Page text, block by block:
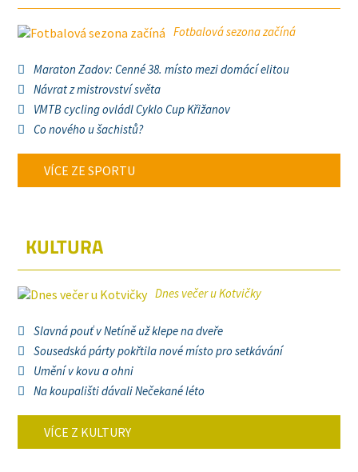
Fotbalová sezona začíná
Maraton Zadov: Cenné 38. místo mezi domácí elitou
Návrat z mistrovství světa
VMTB cycling ovládl Cyklo Cup Křižanov
Co nového u šachistů?
VÍCE ZE SPORTU
KULTURA
Dnes večer u Kotvičky
Slavná pouť v Netíně už klepe na dveře
Sousedská párty pokřtila nové místo pro setkávání
Umění v kovu a ohni
Na koupališti dávali Nečekané léto
VÍCE Z KULTURY